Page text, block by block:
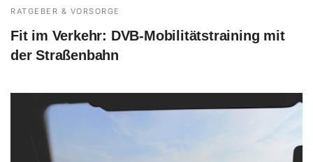
RATGEBER & VORSORGE
Fit im Verkehr: DVB-Mobilitätstraining mit
der Straßenbahn